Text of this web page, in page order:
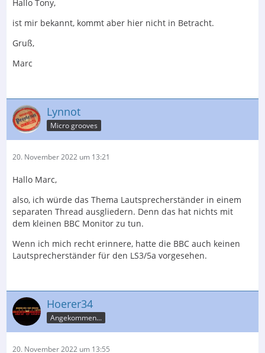
Hallo Tony,
ist mir bekannt, kommt aber hier nicht in Betracht.
Gruß,
Marc
Lynnot
Micro grooves
20. November 2022 um 13:21
Hallo Marc,
also, ich würde das Thema Lautsprecherständer in einem
separaten Thread ausgliedern. Denn das hat nichts mit
dem kleinen BBC Monitor zu tun.
Wenn ich mich recht erinnere, hatte die BBC auch keinen
Lautsprecherständer für den LS3/5a vorgesehen.
Hoerer34
Angekommen...
20. November 2022 um 13:55